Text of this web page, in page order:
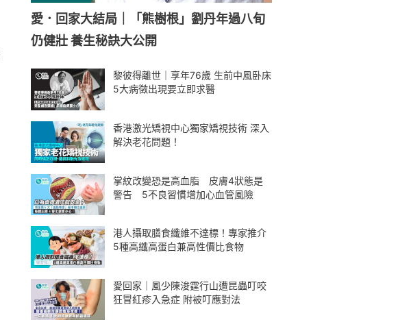
愛．回家大結局｜「熊樹根」劉丹年過八旬
仍健壯 養生秘訣大公開
黎彼得離世｜享年76歲 生前中風卧床
5大病徵出現要立即求醫
香港激光矯視中心獨家矯視技術 深入
解決老花問題！
掌紋改變恐是高血脂 皮膚4狀態是
警告 5不良習慣增加心血管風險
港人攝取膳食纖維不達標！專家推介
5種高纖高蛋白兼高性價比食物
愛回家｜風少陳浚霆行山遭昆蟲叮咬
狂冒紅疹入急症 附被叮應對法